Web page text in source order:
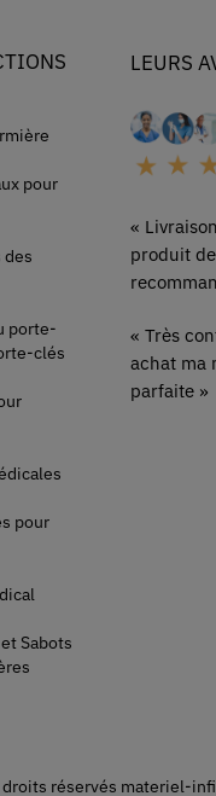
pour
des
porte-
clés
pour
Sabots
LEURS
«
produit
« Très
achat ma
parfaite »
droits réservés materiel-